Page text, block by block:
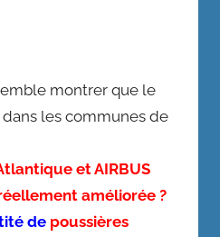
montrer que le
les communes de
et AIRBUS
améliorée ?
de poussières